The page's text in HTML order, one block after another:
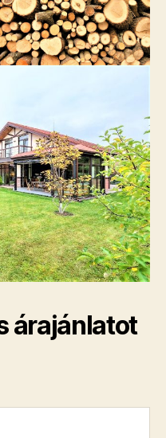
árajánlatot